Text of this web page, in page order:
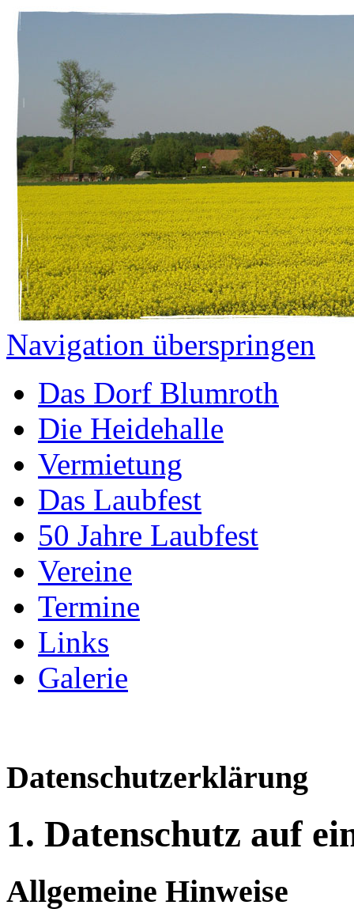
Navigation überspringen
Das Dorf Blumroth
Die Heidehalle
Vermietung
Das Laubfest
50 Jahre Laubfest
Vereine
Termine
Links
Galerie
Datenschutzerklärung
1. Datenschutz auf
Allgemeine Hinweise